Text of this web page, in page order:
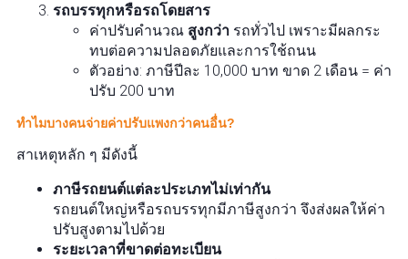
รถบรรทุกหรือรถโดยสาร
ค่าปรับคำนวณ สูงกว่า รถทั่วไป เพราะมีผลกระ
ทบต่อความปลอดภัยและการใช้ถนน
ตัวอย่าง: ภาษีปีละ 10,000 บาท ขาด 2 เดือน = ค่า
ปรับ 200 บาท
ทำไมบางคนจ่ายค่าปรับแพงกว่าคนอื่น?
สาเหตุหลัก ๆ มีดังนี้
ภาษีรถยนต์แต่ละประเภทไม่เท่ากัน
รถยนต์ใหญ่หรือรถบรรทุกมีภาษีสูงกว่า จึงส่งผลให้ค่า
ปรับสูงตามไปด้วย
ระยะเวลาที่ขาดต่อทะเบียน